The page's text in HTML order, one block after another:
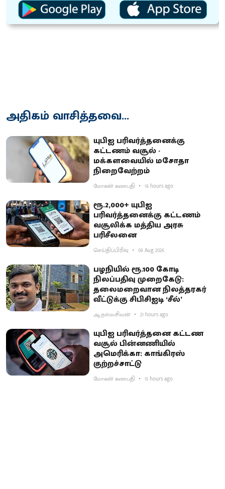
அதிகம் வாசித்தவை...
யுபிஐ பரிவர்த்தனைக்கு
கட்டணம் வசூல் -
மக்களவையில் மசோதா
நிறைவேற்றம்
மோகன் கணபதி 16 hours ago
ரூ.2,000+ யுபிஐ
பரிவர்த்தனைக்கு கட்டணம்
வசூலிக்க மத்திய அரசு
பரிசீலனை
செய்திப்பிரிவு 06 Aug 2026
பழநியில் ரூ.100 கோடி
நிலப்பதிவு முறைகேடு:
தலைமறைவான நிலத்தரகர்
வீட்டுக்கு சிபிசிஐடி ‘சீல்’
ஆ.நல்லசிவன் 21 hours ago
யுபிஐ பரிவர்த்தனை கட்டண
வசூல் பின்னணியில்
அமெரிக்கா: காங்கிரஸ்
குற்றச்சாட்டு
மோகன் கணபதி 15 hours ago